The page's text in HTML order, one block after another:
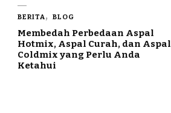
BERITA BLOG
Membedah Perbedaan Aspal
Hotmix, Aspal Curah, dan Aspal
Coldmix yang Perlu Anda
Ketahui